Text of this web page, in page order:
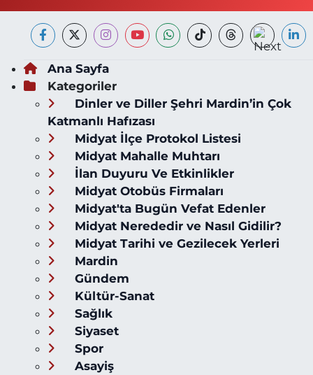
Ana Sayfa
Kategoriler
Dinler ve Diller Şehri Mardin’in Çok
Katmanlı Hafızası
Midyat İlçe Protokol Listesi
Midyat Mahalle Muhtarı
İlan Duyuru Ve Etkinlikler
Midyat Otobüs Firmaları
Midyat'ta Bugün Vefat Edenler
Midyat Nerededir ve Nasıl Gidilir?
Midyat Tarihi ve Gezilecek Yerleri
Mardin
Gündem
Kültür-Sanat
Sağlık
Siyaset
Spor
Asayiş